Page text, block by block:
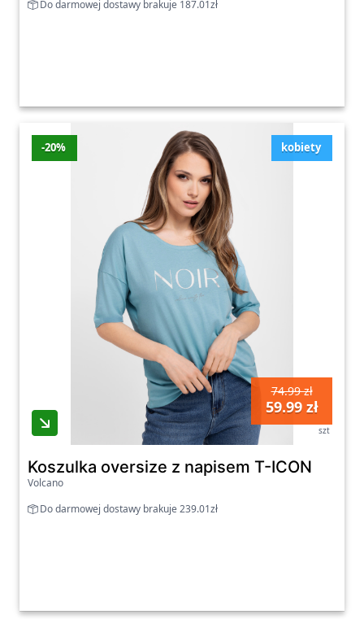
Do darmowej dostawy brakuje 187.01zł
kobiety
-20%
74.99 zł
59.99 zł
szt
Koszulka oversize z napisem T-ICON
Volcano
Do darmowej dostawy brakuje 239.01zł